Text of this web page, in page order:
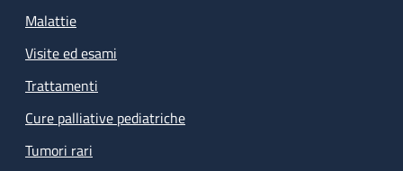
Malattie
Visite ed esami
Trattamenti
Cure palliative pediatriche
Tumori rari